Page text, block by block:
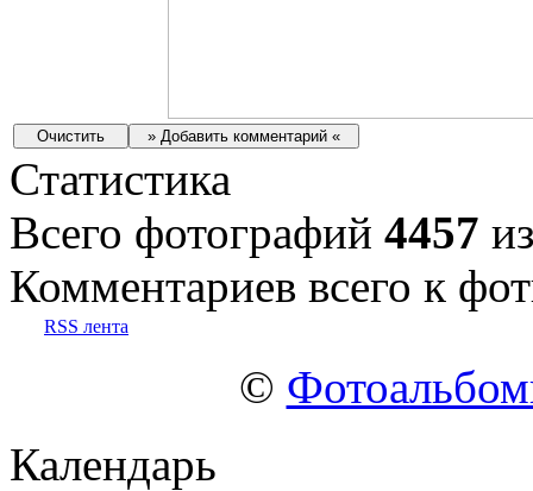
Статистика
Всего фотографий 4457
Комментариев всего к
RSS лента
©
Календарь